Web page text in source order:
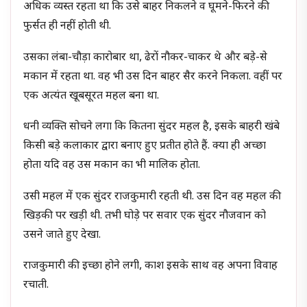
अधिक व्यस्त रहता था कि उसे बाहर निकलने व घूमने-फिरने की
फुर्सत ही नहीं होती थी.
उसका लंबा-चौड़ा कारोबार था, ढेरों नौकर-चाकर थे और बड़े-से
मकान में रहता था. वह भी उस दिन बाहर सैर करने निकला. वहीं पर
एक अत्यंत खूबसूरत महल बना था.
धनी व्यक्ति सोचने लगा कि कितना सुंदर महल है, इसके बाहरी खंबे
किसी बड़े कलाकार द्वारा बनाए हुए प्रतीत होते हैं. क्या ही अच्छा
होता यदि वह उस मकान का भी मालिक होता.
उसी महल में एक सुंदर राजकुमारी रहती थी. उस दिन वह महल की
खिड़की पर खड़ी थी. तभी घोड़े पर सवार एक सुंदर नौजवान को
उसने जाते हुए देखा.
राजकुमारी की इच्छा होने लगी, काश इसके साथ वह अपना विवाह
रचाती.